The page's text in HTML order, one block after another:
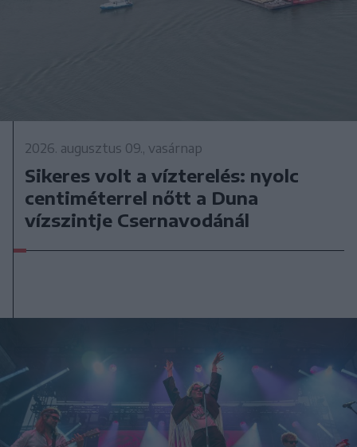
2026. augusztus 09., vasárnap
Sikeres volt a vízterelés: nyolc
centiméterrel nőtt a Duna
vízszintje Csernavodánál